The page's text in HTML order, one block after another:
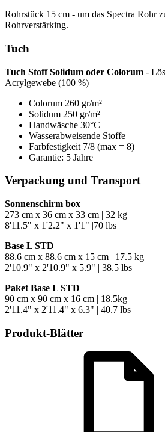
Rohrstück 15 cm - um das Spectra Rohr
Rohrverstärking.
Tuch
Tuch Stoff Solidum oder Colorum -
Acrylgewebe (100 %)
Colorum 260 gr/m²
Solidum 250 gr/m²
Handwäsche 30°C
Wasserabweisende Stoffe
Farbfestigkeit 7/8 (max = 8)
Garantie: 5 Jahre
Verpackung und Transport
Sonnenschirm box
273 cm x 36 cm x 33 cm | 32 kg
8'11.5" x 1'2.2" x 1'1" |70 lbs
Base L STD
88.6 cm x 88.6 cm x 15 cm | 17.5 kg
2'10.9" x 2'10.9" x 5.9" | 38.5 lbs
Paket Base L STD
90 cm x 90 cm x 16 cm | 18.5kg
2'11.4" x 2'11.4" x 6.3" | 40.7 lbs
Produkt-Blätter